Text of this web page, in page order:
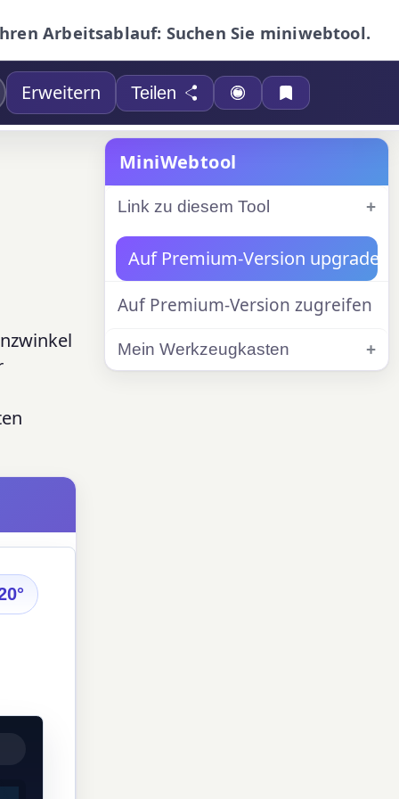
Arbeitsablauf: Suchen Sie miniwebtool.
Erweitern Teilen
MiniWebtool
Link zu diesem Tool
Auf Premium-Version upgraden
Auf Premium-Version zugreifen
Mein Werkzeugkasten